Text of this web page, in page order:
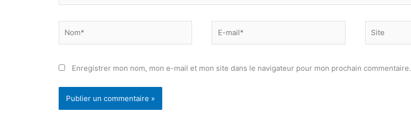
mail*
Enregistrer mon nom, mon e-mail et mon site dans le navigateur pour mon prochain commentaire.